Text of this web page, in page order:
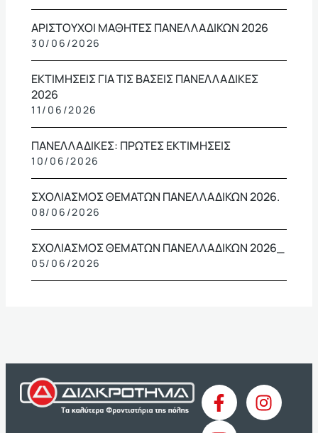
ΑΡΙΣΤΟΥΧΟΙ ΜΑΘΗΤΕΣ ΠΑΝΕΛΛΑΔΙΚΩΝ 2026
30/06/2026
ΕΚΤΙΜΗΣΕΙΣ ΓΙΑ ΤΙΣ ΒΑΣΕΙΣ ΠΑΝΕΛΛΑΔΙΚΕΣ
2026
11/06/2026
ΠΑΝΕΛΛΑΔΙΚΕΣ: ΠΡΩΤΕΣ ΕΚΤΙΜΗΣΕΙΣ
10/06/2026
ΣΧΟΛΙΑΣΜΟΣ ΘΕΜΑΤΩΝ ΠΑΝΕΛΛΑΔΙΚΩΝ 2026.
08/06/2026
ΣΧΟΛΙΑΣΜΟΣ ΘΕΜΑΤΩΝ ΠΑΝΕΛΛΑΔΙΚΩΝ 2026_
05/06/2026